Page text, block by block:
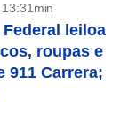
Federal leiloa
roupas e
911 Carrera;